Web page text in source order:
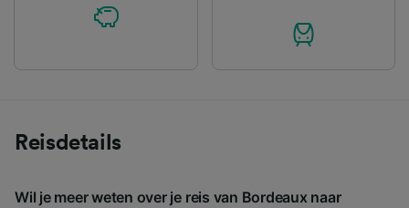
Reisdetails
Wil je meer weten over je reis van Bordeaux naar